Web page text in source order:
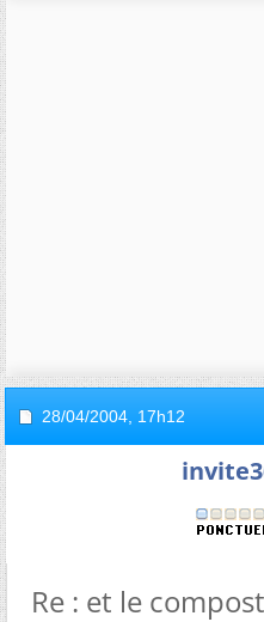
28/04/2004, 17h12
Re : et le